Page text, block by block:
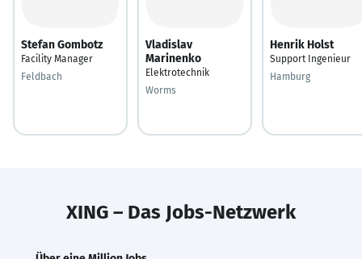
Stefan Gombotz
Facility Manager
Feldbach
Vladislav
Marinenko
Elektrotechnik
Worms
Henrik Holst
Support Ingenieur
Hamburg
XING – Das Jobs-Netzwerk